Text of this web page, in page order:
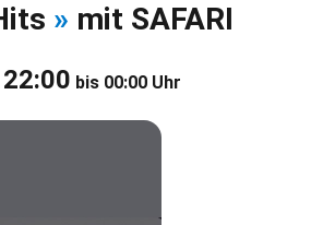
» mit SAFARI
22:00 bis 00:00 Uhr